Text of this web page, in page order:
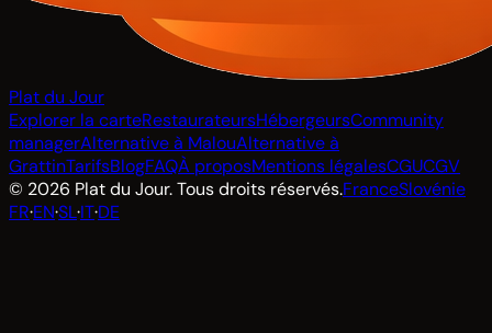
Plat du Jour
Explorer la carteRestaurateursHébergeursCommunity
managerAlternative à MalouAlternative à
GrattinTarifsBlogFAQÀ proposMentions légalesCGUCGV
© 2026 Plat du Jour. Tous droits réservés.FranceSlovénie
FR·EN·SL·IT·DE